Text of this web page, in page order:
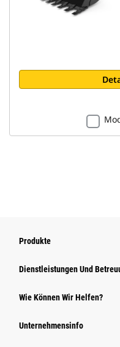
Produkte
Dienstleistungen Und
Wie Können Wir Helfen?
Unternehmensinfo